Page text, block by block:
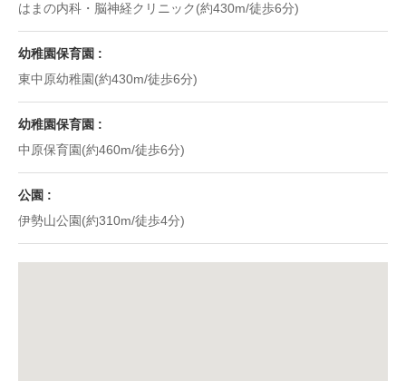
はまの内科・脳神経クリニック(約430m/徒歩6分)
幼稚園保育園
東中原幼稚園(約430m/徒歩6分)
幼稚園保育園
中原保育園(約460m/徒歩6分)
公園
伊勢山公園(約310m/徒歩4分)